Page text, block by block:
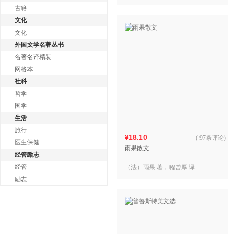
古籍
文化
文化
外国文学名著丛书
名著名译精装
网格本
社科
哲学
国学
生活
旅行
医生保健
经管励志
经管
励志
¥18.10
雨果散文
( 97条评论)
（法）雨果 著，程曾厚 译